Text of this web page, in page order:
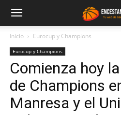
Inicio Eurocup y Champions
Eurocup y Champions
Comienza hoy
de Champions
Manresa y el